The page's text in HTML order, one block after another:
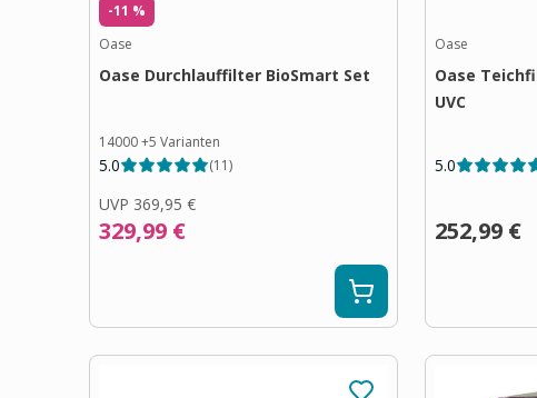
-11 %
Oase
Oase Durchlauffilter BioSmart Set
14000+5 Varianten
5.0 (11)
UVP 369,95 €
329,99 €
Oase
Oase
UVC
5.0
252,99 €